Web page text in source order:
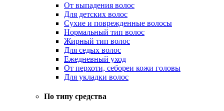
От выпадения волос
Для детских волос
Сухие и поврежденные волосы
Нормальный тип волос
Жирный тип волос
Для седых волос
Ежедневный уход
От перхоти, себореи кожи головы
Для укладки волос
По типу средства